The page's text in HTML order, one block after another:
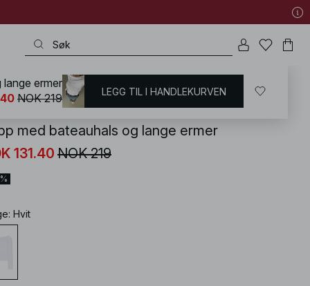
/ T-shirts og topper Topper
med bateauhals og lange ermer
131.40 NOK 219
: Hvit
ermer
NOK 219 LEGG TIL I HANDLEKURVEN